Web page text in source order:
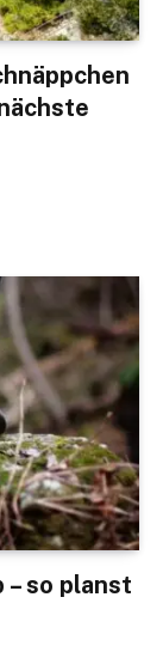
– so planst